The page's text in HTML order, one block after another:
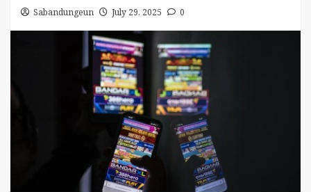
Sabandungeun July 29, 2025 0